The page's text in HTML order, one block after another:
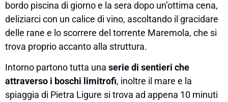
bordo piscina di giorno e la sera dopo un’ottima cena,
deliziarci con un calice di vino, ascoltando il gracidare
delle rane e lo scorrere del torrente Maremola, che si
trova proprio accanto alla struttura.
Intorno partono tutta una serie di sentieri che
attraverso i boschi limitrofi, inoltre il mare e la
spiaggia di Pietra Ligure si trova ad appena 10 minuti